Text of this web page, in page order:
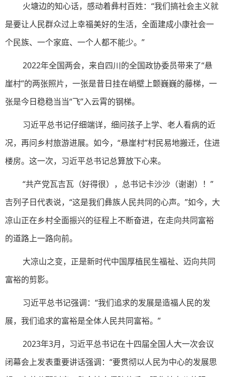
火塘边的知心话，感动着彝村百姓：“我们搞社会主义就
是要让人民群众过上幸福美好的生活，全面建成小康社会一
个民族、一个家庭、一个人都不能少。”
2022年全国两会，来自四川的全国政协委员带来了“悬
崖村”的两张照片，一张是昔日挂在峭壁上颤巍巍的藤梯，一
张是今日稳稳当当“飞”入云霄的钢梯。
习近平总书记仔细端详，细问孩子上学、老人看病的近
况，再问乡村旅游进展。如今，“悬崖村”村民易地搬迁，住进
楼房。这一次，习近平总书记总算放下心来。
“共产党瓦吉瓦（好得很），总书记卡沙沙（谢谢）！”
吉列子日代表说，“这是我们彝族人民共同的心声。”如今，大
凉山正在乡村全面振兴的征程上不断奋进，在走向共同富裕
的道路上一路向前。
大凉山之变，正是新时代中国厚植民生福祉、迈向共同
富裕的剪影。
习近平总书记强调：“我们追求的发展是造福人民的发
展，我们追求的富裕是全体人民共同富裕。”
2023年3月，习近平总书记在十四届全国人大一次会议
闭幕会上发表重要讲话强调：“要贯彻以人民为中心的发展思